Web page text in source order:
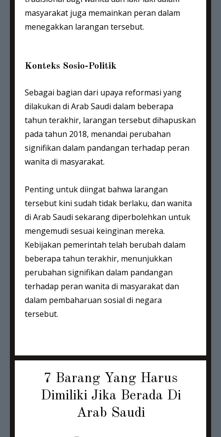
masyarakat juga memainkan peran dalam
menegakkan larangan tersebut.
Konteks Sosio-Politik
Sebagai bagian dari upaya reformasi yang
dilakukan di Arab Saudi dalam beberapa
tahun terakhir, larangan tersebut dihapuskan
pada tahun 2018, menandai perubahan
signifikan dalam pandangan terhadap peran
wanita di masyarakat.
Penting untuk diingat bahwa larangan
tersebut kini sudah tidak berlaku, dan wanita
di Arab Saudi sekarang diperbolehkan untuk
mengemudi sesuai keinginan mereka.
Kebijakan pemerintah telah berubah dalam
beberapa tahun terakhir, menunjukkan
perubahan signifikan dalam pandangan
terhadap peran wanita di masyarakat dan
dalam pembaharuan sosial di negara
tersebut.
7 Barang Yang Harus
Dimiliki Jika Berada Di
Arab Saudi